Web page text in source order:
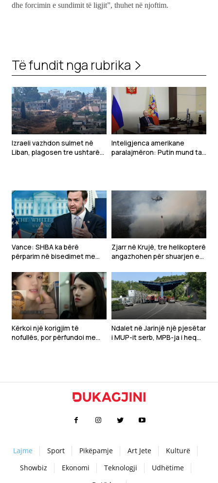
dhe forcimin e sundimit të ligjit”, thuhet në njoftim.
Të fundit nga rubrika
Izraeli vazhdon sulmet në
Liban, plagosen tre ushtarë
Inteligjenca amerikane
paralajmëron: Putin mund ta
Vance: SHBA ka bërë
përparim në bisedimet me
Zjarr në Krujë, tre helikopterë
angazhohen për shuarjen e
zjarrvënie të qëllimshme
Kërkoi një korigjim të
nofullës, por përfundoi me
Ndalet në Jarinjë një pjesëtar
i MUP-it serb, MPB-ja i heq
Lajme Sport Pikëpamje Art Jete
Kulturë
Showbiz
Ekonomi Teknologji
Udhëtime